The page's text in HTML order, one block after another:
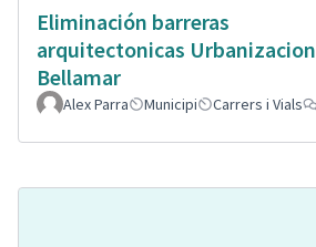
Eliminación barreras
arquitectonicas Urbanizacion
Bellamar
Alex Parra Municipi Carrers i Vials